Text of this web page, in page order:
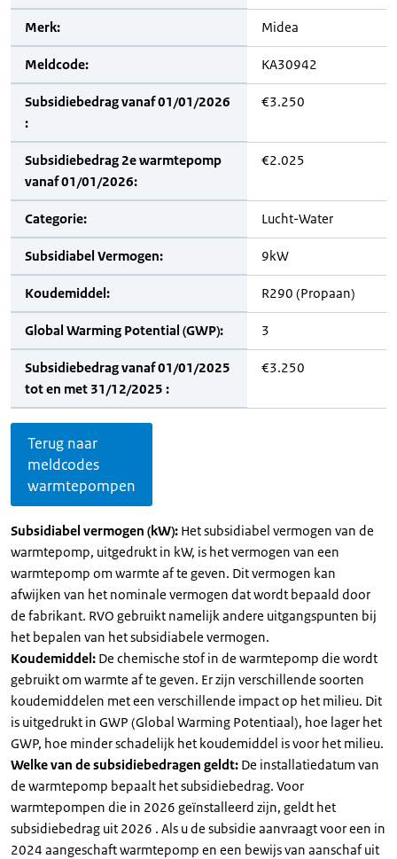
Merk: Midea
Meldcode: KA30942
Subsidiebedrag vanaf 01/01/2026
:
€3.250
Subsidiebedrag 2e warmtepomp
vanaf 01/01/2026:
€2.025
Categorie: Lucht-Water
Subsidiabel Vermogen: 9kW
Koudemiddel: R290 (Propaan)
Global Warming Potential (GWP): 3
Subsidiebedrag vanaf 01/01/2025
tot en met 31/12/2025 :
€3.250
Terug naar
meldcodes
warmtepompen
Subsidiabel vermogen (kW): Het subsidiabel vermogen van de
warmtepomp, uitgedrukt in kW, is het vermogen van een
warmtepomp om warmte af te geven. Dit vermogen kan
afwijken van het nominale vermogen dat wordt bepaald door
de fabrikant. RVO gebruikt namelijk andere uitgangspunten bij
het bepalen van het subsidiabele vermogen.
Koudemiddel: De chemische stof in de warmtepomp die wordt
gebruikt om warmte af te geven. Er zijn verschillende soorten
koudemiddelen met een verschillende impact op het milieu. Dit
is uitgedrukt in GWP (Global Warming Potentiaal), hoe lager het
GWP, hoe minder schadelijk het koudemiddel is voor het milieu.
Welke van de subsidiebedragen geldt: De installatiedatum van
de warmtepomp bepaalt het subsidiebedrag. Voor
warmtepompen die in 2026 geïnstalleerd zijn, geldt het
subsidiebedrag uit 2026 . Als u de subsidie aanvraagt voor een in
2024 aangeschaft warmtepomp en een bewijs van aanschaf uit